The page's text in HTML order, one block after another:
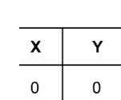
Specified करना
हैं। हम दो इनपुट